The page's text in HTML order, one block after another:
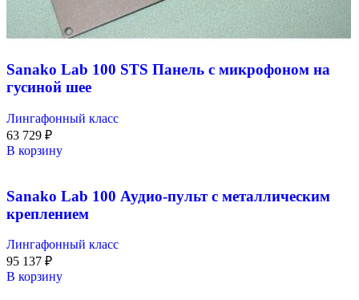
Sanako Lab 100 STS Панель с микрофоном на
гусиной шее
Лингафонный класс
63 729 ₽
В корзину
Sanako Lab 100 Аудио-пульт с металлическим
креплением
Лингафонный класс
95 137 ₽
В корзину